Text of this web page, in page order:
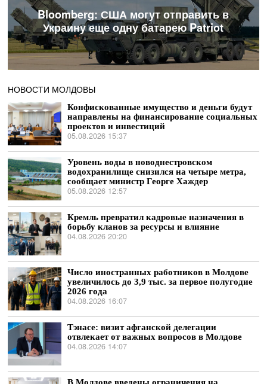
Bloomberg: США могут отправить в
Украину еще одну батарею Patriot
НОВОСТИ МОЛДОВЫ
Конфискованные имущество и деньги будут
направлены на финансирование социальных
проектов и инвестиций
05.08.2026 15:37
Уровень воды в новоднестровском
водохранилище снизился на четыре метра,
сообщает министр Георге Хаждер
05.08.2026 12:57
Кремль превратил кадровые назначения в
борьбу кланов за ресурсы и влияние
04.08.2026 20:20
Число иностранных работников в Молдове
увеличилось до 3,9 тыс. за первое полугодие
2026 года
04.08.2026 16:07
Тэнасе: визит афганской делегации
отвлекает от важных вопросов в Молдове
04.08.2026 14:07